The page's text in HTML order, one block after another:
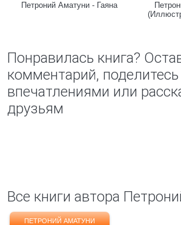
Петроний Аматуни - Гаяна
Понравилась книга?
комментарий, поделитесь
впечатлениями или
друзьям
Все книги автора
ПЕТРОНИЙ АМАТУНИ